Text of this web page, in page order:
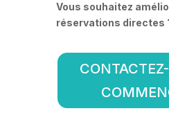
Vous souhaitez
réservations directes